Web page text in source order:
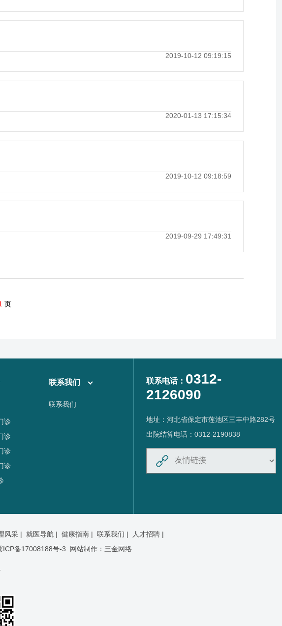
2019-10-12 09:19:15
2020-01-13 17:15:34
2019-10-12 09:18:59
2019-09-29 17:49:31
页
诊
诊
诊
诊
联系我们
联系我们
联系电话： 0312-
2126090
地址：河北省保定市莲池区三丰中路282号
出院结算电话：0312-2190838
风采 | 就医导航 | 健康指南 | 联系我们 |
人才招聘 |
ICP备17008188号-3 网站制作： 三金网络